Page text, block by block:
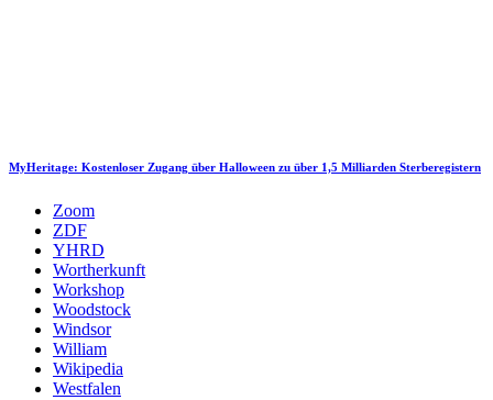
MyHeritage: Kostenloser Zugang über Halloween zu über 1,5 Milliarden Sterberegistern
Zoom
ZDF
YHRD
Wortherkunft
Workshop
Woodstock
Windsor
William
Wikipedia
Westfalen